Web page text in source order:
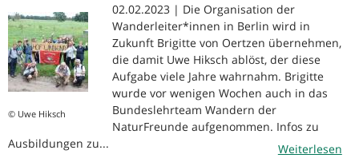
© Uwe Hiksch
02.02.2023 | Die Organisation der
Wanderleiter*innen in Berlin wird in
Zukunft Brigitte von Oertzen übernehmen,
die damit Uwe Hiksch ablöst, der diese
Aufgabe viele Jahre wahrnahm. Brigitte
wurde vor wenigen Wochen auch in das
Bundeslehrteam Wandern der
NaturFreunde aufgenommen. Infos zu
Ausbildungen zu...
Weiterlesen